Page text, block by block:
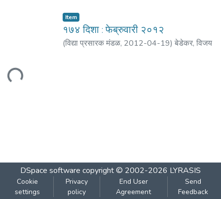
Loading...
Item
१७४ दिशा : फेब्रुवारी २०१२
(विद्या प्रसारक मंडळ, 2012-04-19) बेडेकर, विजय
DSpace software copyright © 2002-2026 LYRASIS
Cookie
settings
Privacy
policy
End User
Agreement
Send
Feedback